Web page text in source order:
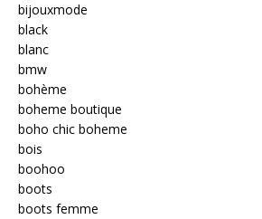
bijouxmode
black
blanc
bmw
bohème
boheme boutique
boho chic boheme
bois
boohoo
boots
boots femme